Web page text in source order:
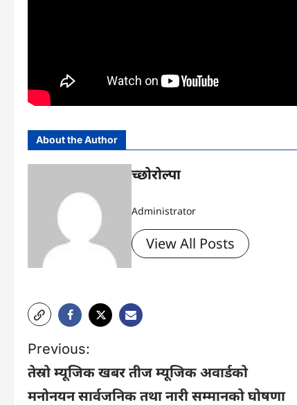
About the Author
च्छोरोल्पा
Administrator
View All Posts
P
o
Previous:
तेस्रो म्यूजिक खबर तीज म्यूजिक अवार्डको
मनोनयन सार्वजनिक तथा नारी सम्मानको घोषणा